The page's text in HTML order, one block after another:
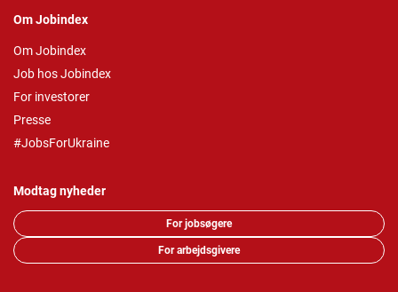
Om Jobindex
Om Jobindex
Job hos Jobindex
For investorer
Presse
#JobsForUkraine
Modtag nyheder
For jobsøgere
For arbejdsgivere